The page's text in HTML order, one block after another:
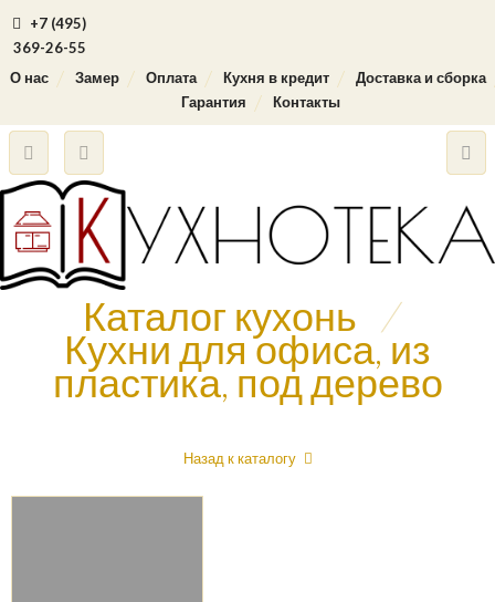
+7 (495)
369-26-55
О нас
Замер Оплата Кухня в кредит
Доставка и сборка
Гарантия
Контакты
Каталог кухонь /
Кухни для офиса, из
пластика, под дерево
Назад к каталогу